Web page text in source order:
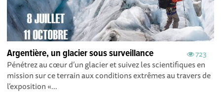
723
Argentière, un glacier sous surveillance
Pénétrez au cœur d’un glacier et suivez les scientifiques en
mission sur ce terrain aux conditions extrêmes au travers de
l’exposition «...